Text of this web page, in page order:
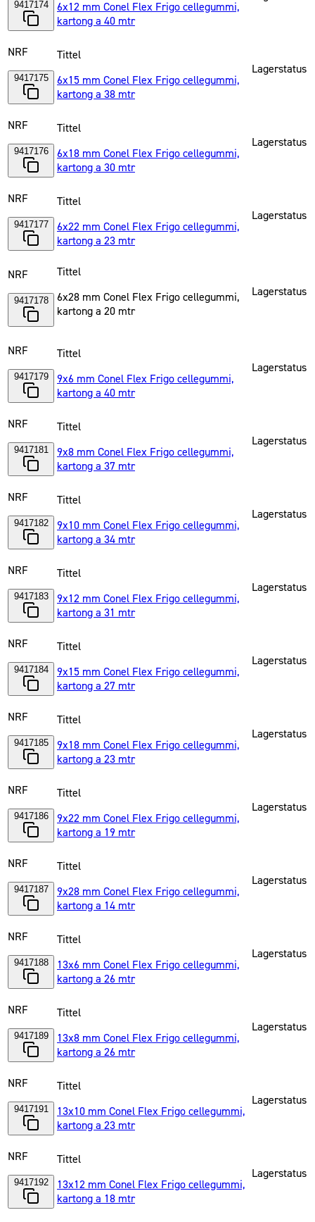
9417174
6x12 mm Conel Flex Frigo cellegummi,
kartong a 40 mtr
NRF
9417175
Tittel
6x15 mm Conel Flex Frigo cellegummi,
kartong a 38 mtr
Lagerstatus
NRF
9417176
Tittel
6x18 mm Conel Flex Frigo cellegummi,
kartong a 30 mtr
Lagerstatus
NRF
9417177
Tittel
6x22 mm Conel Flex Frigo cellegummi,
kartong a 23 mtr
Lagerstatus
NRF
9417178
Tittel
6x28 mm Conel Flex Frigo cellegummi,
kartong a 20 mtr
Lagerstatus
NRF
9417179
Tittel
9x6 mm Conel Flex Frigo cellegummi,
kartong a 40 mtr
Lagerstatus
NRF
9417181
Tittel
9x8 mm Conel Flex Frigo cellegummi,
kartong a 37 mtr
Lagerstatus
NRF
9417182
Tittel
9x10 mm Conel Flex Frigo cellegummi,
kartong a 34 mtr
Lagerstatus
NRF
9417183
Tittel
9x12 mm Conel Flex Frigo cellegummi,
kartong a 31 mtr
Lagerstatus
NRF
9417184
Tittel
9x15 mm Conel Flex Frigo cellegummi,
kartong a 27 mtr
Lagerstatus
NRF
9417185
Tittel
9x18 mm Conel Flex Frigo cellegummi,
kartong a 23 mtr
Lagerstatus
NRF
9417186
Tittel
9x22 mm Conel Flex Frigo cellegummi,
kartong a 19 mtr
Lagerstatus
NRF
9417187
Tittel
9x28 mm Conel Flex Frigo cellegummi,
kartong a 14 mtr
Lagerstatus
NRF
9417188
Tittel
13x6 mm Conel Flex Frigo cellegummi,
kartong a 26 mtr
Lagerstatus
NRF
9417189
Tittel
13x8 mm Conel Flex Frigo cellegummi,
kartong a 26 mtr
Lagerstatus
NRF
9417191
Tittel
13x10 mm Conel Flex Frigo cellegummi,
kartong a 23 mtr
Lagerstatus
NRF
9417192
Tittel
13x12 mm Conel Flex Frigo cellegummi,
kartong a 18 mtr
Lagerstatus